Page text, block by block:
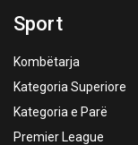
Sport
Kombëtarja
Kategoria Superiore
Kategoria e Parë
Premier League